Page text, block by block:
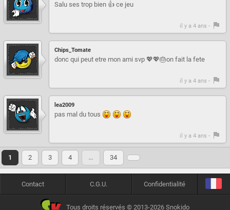
Salu ses trop bien 👍 ce jeu
il y a 4 ans -
Chips_Tomate
donc qui peut etre mon ami svp 💖💖🎂on fait la fete
il y a 4 ans -
lea2009
pas mal du tous
il y a 4 ans -
1 2 3 4 … 34
Contact C.G.U. Confidentialité
Tous droits réservés © 2013-2026 Snokido